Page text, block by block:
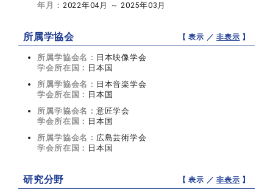
年月： 2022年04月 ～ 2025年03月
所属学協会 【 表示 ／非表示 】
所属学協会名： 日本映像学会
学会所在国： 日本国
所属学協会名： 日本音楽学会
学会所在国： 日本国
所属学協会名： 意匠学会
学会所在国： 日本国
所属学協会名： 広島芸術学会
学会所在国： 日本国
研究分野 【 表示 ／非表示 】